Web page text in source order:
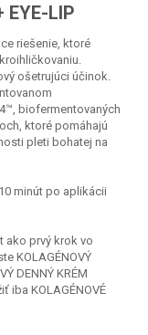
EYE-LIP
riešenie, ktoré
ošetrujúci účinok.
biofermentovaných
ktoré pomáhajú
pleti bohatej na
minút po aplikácii
ako prvý krok vo
KOLAGÉNOVÝ
DENNÝ KRÉM
iba KOLAGÉNOVÉ